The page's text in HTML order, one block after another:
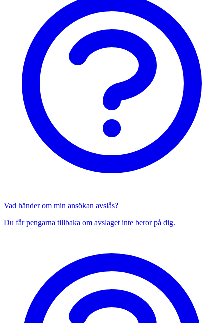
Vad händer om min ansökan avslås?
Du får pengarna tillbaka om avslaget inte beror på dig.